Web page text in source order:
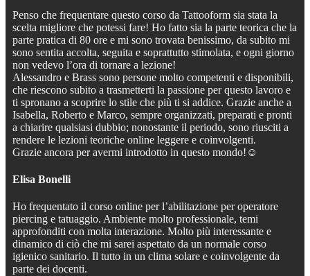
Penso che frequentare questo corso da Tattooform sia stata la
scelta migliore che potessi fare! Ho fatto sia la parte teorica che la
parte pratica di 80 ore e mi sono trovata benissimo, da subito mi
sono sentita accolta, seguita e soprattutto stimolata, e ogni giorno
non vedevo l’ora di tornare a lezione!
Alessandro e Brass sono persone molto competenti e disponibili,
che riescono subito a trasmetterti la passione per questo lavoro e
ti spronano a scoprire lo stile che più ti si addice. Grazie anche a
Isabella, Roberto e Marco, sempre organizzati, preparati e pronti
a chiarire qualsiasi dubbio; nonostante il periodo, sono riusciti a
rendere le lezioni teoriche online leggere e coinvolgenti.
Grazie ancora per avermi introdotto in questo mondo!☺️
Elisa Bonelli
Ho frequentato il corso online per l’abilitazione per operatore
piercing e tatuaggio. Ambiente molto professionale, temi
approfonditi con molta interazione. Molto più interessante e
dinamico di ciò che mi sarei aspettato da un normale corso
igienico sanitario. Il tutto in un clima solare e coinvolgente da
parte dei docenti.